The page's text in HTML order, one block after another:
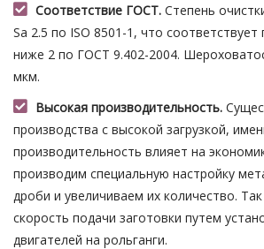
Соответствие ГОСТ. Степень
Sa 2.5 по ISO 8501-1, что соответствует
ниже 2 по ГОСТ 9.402-2004.
мкм.
Высокая производительность.
производства с высокой загрузкой,
производительность влияет на
производим специальную настройку
дроби и увеличиваем их количество.
скорость подачи заготовки путем
двигателей на рольганги.